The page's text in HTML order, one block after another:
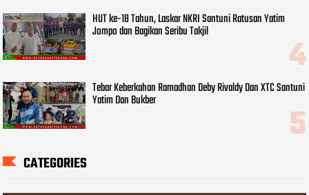
HUT ke-18 Tahun, Laskar NKRI Santuni Ratusan Yatim
Jompo dan Bagikan Seribu Takjil
Tebar Keberkahan Ramadhan Deby Rivaldy Dan XTC Santuni
Yatim Dan Bukber
CATEGORIES